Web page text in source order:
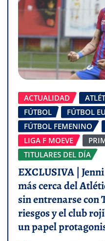
ACTUALIDAD
FÚTBOL
FÚTBOL
FÚTBOL FEMENINO
LIGA F MOEVE
TITULARES DEL DÍA
EXCLUSIVA |
más cerca del
sin entrenarse con
riesgos y el club
un papel